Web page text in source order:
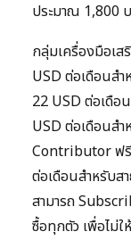
ประมาณ 1,800
กลุ่มเครื่องมือเส
USD ต่อเดือนส
22 USD ต่อเดือ
USD ต่อเดือนส
Contributor ฟรี
ต่อเดือนสำหรับ
สามารถ
ซื้อทุกตัว เพื่อไม่ใ